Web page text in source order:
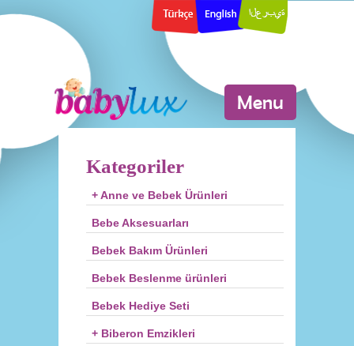
Menu
Kategoriler
+ Anne ve Bebek Ürünleri
Bebe Aksesuarları
Bebek Bakım Ürünleri
Bebek Beslenme ürünleri
Bebek Hediye Seti
+ Biberon Emzikleri